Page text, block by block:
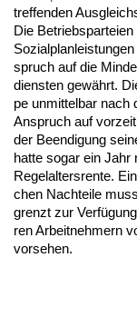
tref­fen­den
Die
spruch auf die
diens­ten gewährt.
pe un­mit­tel­bar nach
An­spruch auf
der Be­en­di­gung
hat­te so­gar ein Jahr
Re­gel­al­ters­ren­te.
chen Nach­tei­le
grenzt zur
ren Ar­beit­neh­mern
vor­se­hen.